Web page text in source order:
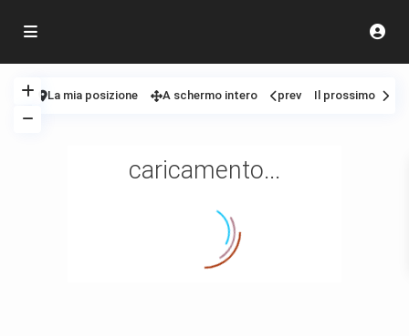
caricamento...
La mia posizione A schermo intero prev Il prossimo